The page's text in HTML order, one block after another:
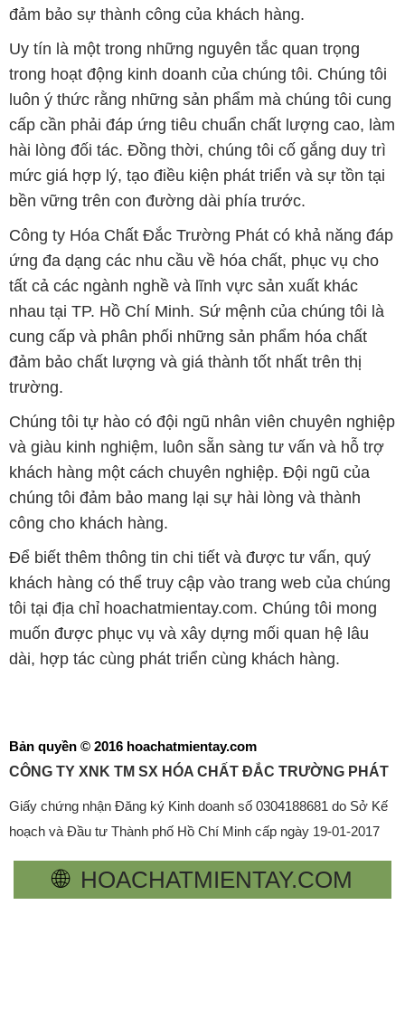
đảm bảo sự thành công của khách hàng.
Uy tín là một trong những nguyên tắc quan trọng
trong hoạt động kinh doanh của chúng tôi. Chúng tôi
luôn ý thức rằng những sản phẩm mà chúng tôi cung
cấp cần phải đáp ứng tiêu chuẩn chất lượng cao, làm
hài lòng đối tác. Đồng thời, chúng tôi cố gắng duy trì
mức giá hợp lý, tạo điều kiện phát triển và sự tồn tại
bền vững trên con đường dài phía trước.
Công ty Hóa Chất Đắc Trường Phát có khả năng đáp
ứng đa dạng các nhu cầu về hóa chất, phục vụ cho
tất cả các ngành nghề và lĩnh vực sản xuất khác
nhau tại TP. Hồ Chí Minh. Sứ mệnh của chúng tôi là
cung cấp và phân phối những sản phẩm hóa chất
đảm bảo chất lượng và giá thành tốt nhất trên thị
trường.
Chúng tôi tự hào có đội ngũ nhân viên chuyên nghiệp
và giàu kinh nghiệm, luôn sẵn sàng tư vấn và hỗ trợ
khách hàng một cách chuyên nghiệp. Đội ngũ của
chúng tôi đảm bảo mang lại sự hài lòng và thành
công cho khách hàng.
Để biết thêm thông tin chi tiết và được tư vấn, quý
khách hàng có thể truy cập vào trang web của chúng
tôi tại địa chỉ hoachatmientay.com. Chúng tôi mong
muốn được phục vụ và xây dựng mối quan hệ lâu
dài, hợp tác cùng phát triển cùng khách hàng.
Bản quyền © 2016 hoachatmientay.com
CÔNG TY XNK TM SX HÓA CHẤT ĐẮC TRƯỜNG PHÁT
Giấy chứng nhận Đăng ký Kinh doanh số 0304188681 do Sở Kế
hoạch và Đầu tư Thành phố Hồ Chí Minh cấp ngày 19-01-2017
🌐 HOACHATMIENTAY.COM